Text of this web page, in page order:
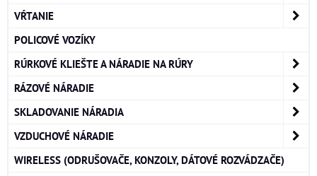
VŔTANIE
POLICOVÉ VOZÍKY
RÚRKOVÉ KLIEŠTE A NÁRADIE NA RÚRY
RÁZOVÉ NÁRADIE
SKLADOVANIE NÁRADIA
VZDUCHOVÉ NÁRADIE
WIRELESS (ODRUŠOVAČE, KONZOLY, DÁTOVÉ ROZVÁDZAČE)